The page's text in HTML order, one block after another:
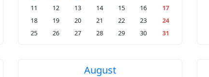
11
12 13 14 15 16
17
18
19 20 21 22 23
24
25
26 27 28 29 30 31
August